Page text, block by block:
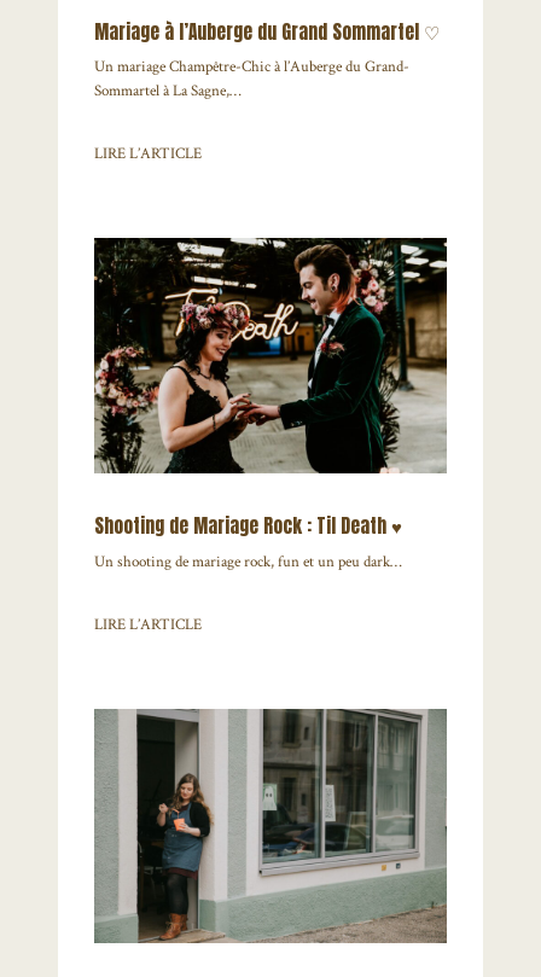
Mariage à l’Auberge du Grand Sommartel ♡
Un mariage Champêtre-Chic à l’Auberge du Grand-
Sommartel à La Sagne,…
LIRE L’ARTICLE
Shooting de Mariage Rock : Til Death ♥
Un shooting de mariage rock, fun et un peu dark…
LIRE L’ARTICLE